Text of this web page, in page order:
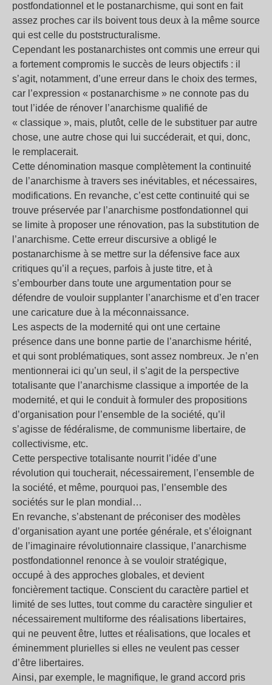
postfondationnel et le postanarchisme, qui sont en fait
assez proches car ils boivent tous deux à la même source
qui est celle du poststructuralisme.
Cependant les postanarchistes ont commis une erreur qui
a fortement compromis le succès de leurs objectifs : il
s’agit, notamment, d’une erreur dans le choix des termes,
car l’expression « postanarchisme » ne connote pas du
tout l’idée de rénover l’anarchisme qualifié de
« classique », mais, plutôt, celle de le substituer par autre
chose, une autre chose qui lui succéderait, et qui, donc,
le remplacerait.
Cette dénomination masque complètement la continuité
de l’anarchisme à travers ses inévitables, et nécessaires,
modifications. En revanche, c’est cette continuité qui se
trouve préservée par l’anarchisme postfondationnel qui
se limite à proposer une rénovation, pas la substitution de
l’anarchisme. Cette erreur discursive a obligé le
postanarchisme à se mettre sur la défensive face aux
critiques qu’il a reçues, parfois à juste titre, et à
s’embourber dans toute une argumentation pour se
défendre de vouloir supplanter l’anarchisme et d’en tracer
une caricature due à la méconnaissance.
Les aspects de la modernité qui ont une certaine
présence dans une bonne partie de l’anarchisme hérité,
et qui sont problématiques, sont assez nombreux. Je n’en
mentionnerai ici qu’un seul, il s’agit de la perspective
totalisante que l’anarchisme classique a importée de la
modernité, et qui le conduit à formuler des propositions
d’organisation pour l’ensemble de la société, qu’il
s’agisse de fédéralisme, de communisme libertaire, de
collectivisme, etc.
Cette perspective totalisante nourrit l’idée d’une
révolution qui toucherait, nécessairement, l’ensemble de
la société, et même, pourquoi pas, l’ensemble des
sociétés sur le plan mondial…
En revanche, s’abstenant de préconiser des modèles
d’organisation ayant une portée générale, et s’éloignant
de l’imaginaire révolutionnaire classique, l’anarchisme
postfondationnel renonce à se vouloir stratégique,
occupé à des approches globales, et devient
foncièrement tactique. Conscient du caractère partiel et
limité de ses luttes, tout comme du caractère singulier et
nécessairement multiforme des réalisations libertaires,
qui ne peuvent être, luttes et réalisations, que locales et
éminemment plurielles si elles ne veulent pas cesser
d’être libertaires.
Ainsi, par exemple, le magnifique, le grand accord pris